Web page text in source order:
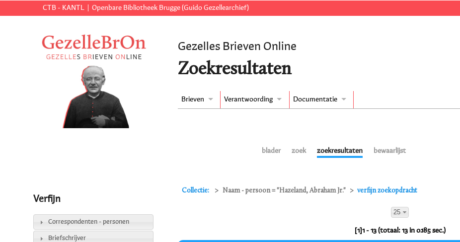
CTB - KANTL Openbare Bibliotheek Brugge (Guido Gezellearchief)
Gezelles Brieven Online
Zoekresultaten
Brieven Verantwoording Documentatie
blader zoek zoekresultaten bewaarlijst
Collectie: Naam - persoon = "Hazeland, Abraham Jr." verfijn zoekopdracht
25
[1]1 - 13 (totaal: 13 in 0.185 sec.)
Verfijn
Correspondenten - personen
Briefschrijver